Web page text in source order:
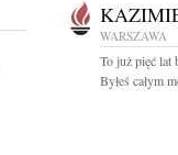
WARSZAWA
To już pięć lat
Byłeś całym